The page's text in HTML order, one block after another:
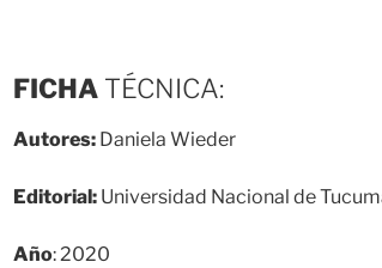
FICHA TÉCNICA:
Autores: Daniela Wieder
Editorial: Universidad Nacional de
Año: 2020